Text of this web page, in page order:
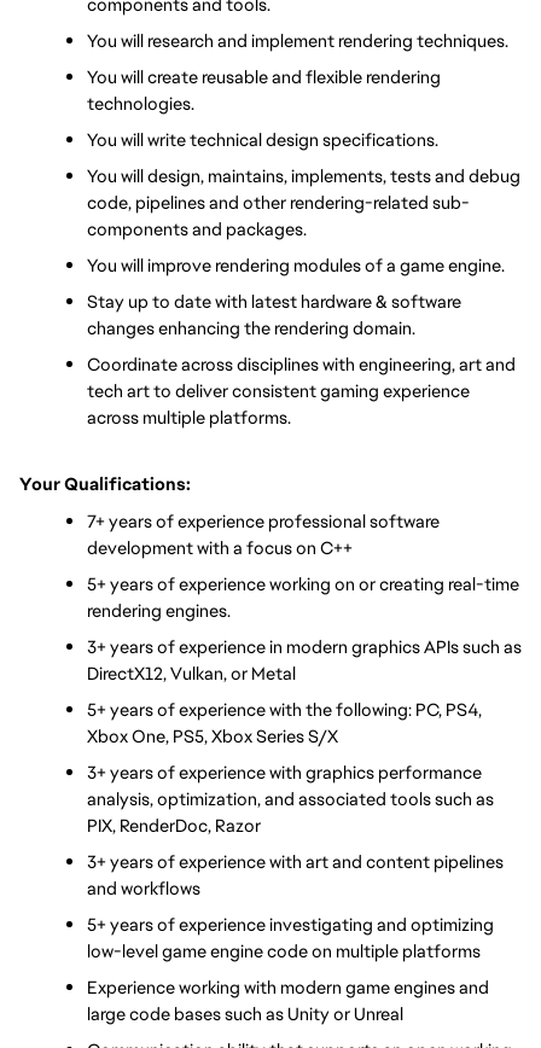
You will research and implement rendering techniques.
You will create reusable and flexible rendering
technologies.
You will write technical design specifications.
You will design, maintains, implements, tests and debug
code, pipelines and other rendering-related sub-
components and packages.
You will improve rendering modules of a game engine.
Stay up to date with latest hardware & software
changes enhancing the rendering domain.
Coordinate across disciplines with engineering, art and
tech art to deliver consistent gaming experience
across multiple platforms.
Your Qualifications:
7+ years of experience professional software
development with a focus on C++
5+ years of experience working on or creating real-time
rendering engines.
3+ years of experience in modern graphics APIs such as
DirectX12, Vulkan, or Metal
5+ years of experience with the following: PC, PS4,
Xbox One, PS5, Xbox Series S/X
3+ years of experience with graphics performance
analysis, optimization, and associated tools such as
PIX, RenderDoc, Razor
3+ years of experience with art and content pipelines
and workflows
5+ years of experience investigating and optimizing
low-level game engine code on multiple platforms
Experience working with modern game engines and
large code bases such as Unity or Unreal